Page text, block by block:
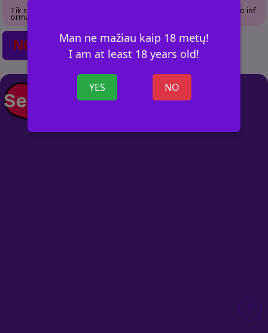
Man ne mažiau kaip 18 metų!
I am at least 18 years old!
YES NO
Tik suaugusiems. Pries susisiekdami atidziai perziurekite profilio inf
ormacija.
NO POSTS FOUND
+ SKELBIMĄ